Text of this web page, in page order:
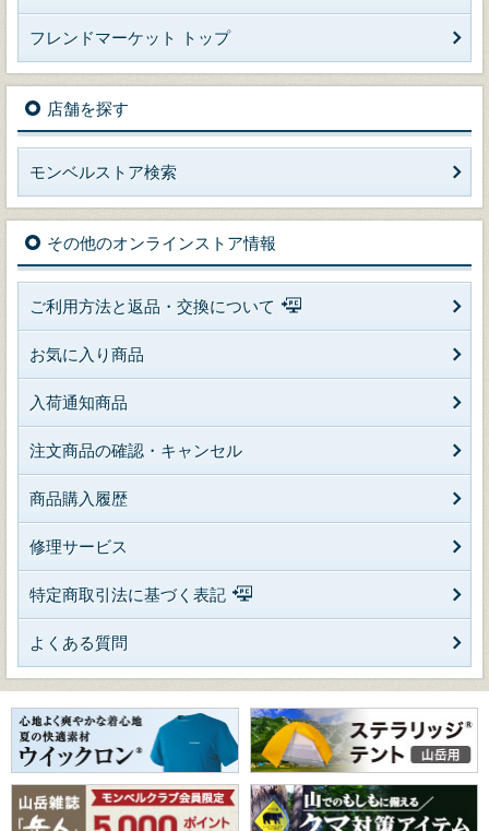
フレンドマーケット トップ
店舗を探す
モンベルストア検索
その他のオンラインストア情報
ご利用方法と返品・交換について
お気に入り商品
入荷通知商品
注文商品の確認・キャンセル
商品購入履歴
修理サービス
特定商取引法に基づく表記
よくある質問